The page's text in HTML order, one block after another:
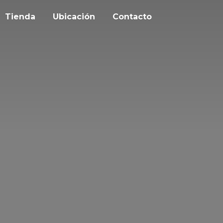
Tienda Ubicación Contacto